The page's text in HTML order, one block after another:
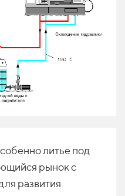
литье под
рынок с
развития